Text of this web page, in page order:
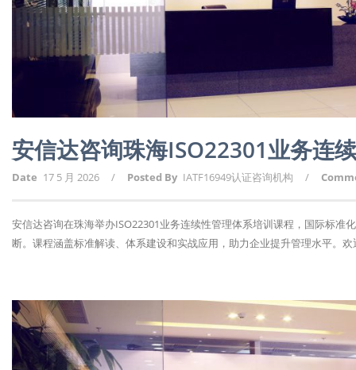
安信达咨询珠海ISO22301业务连
Date 17 5 月 2026 / Posted By IATF16949认证咨询机构 /
安信达咨询在珠海举办ISO22301业务连续性管理体系培训课程，国际标
断。课程涵盖标准解读、体系建设和实战应用，助力企业提升管理水平。